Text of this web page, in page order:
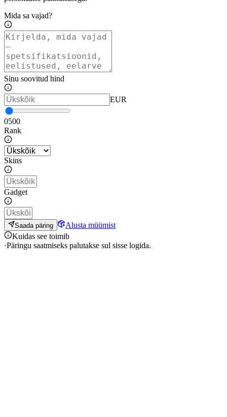
Mida sa vajad?
Sinu soovitud hind
EUR
0500
Rank
Skins
Gadget
Saada päring
Alusta müümist
Kuidas see toimib
·Päringu saatmiseks palutakse sul sisse logida.